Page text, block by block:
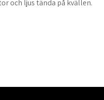
och ljus tända på kvällen.